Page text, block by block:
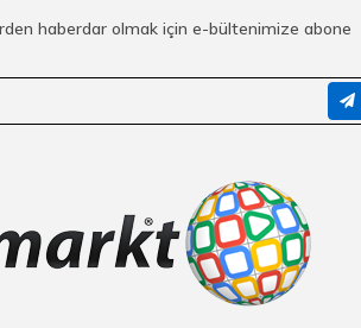
haberdar olmak için e-bültenimize abone